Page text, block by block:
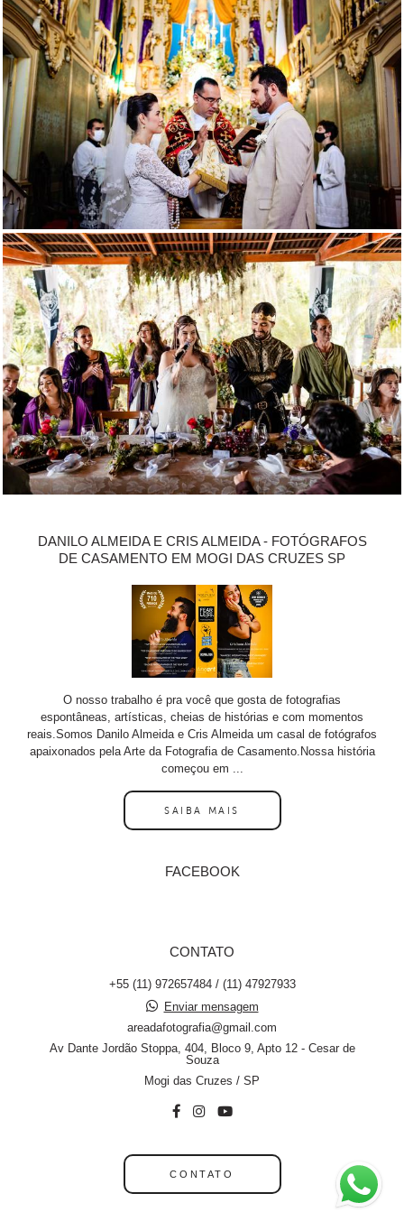
DANILO ALMEIDA E CRIS ALMEIDA - FOTÓGRAFOS
DE CASAMENTO EM MOGI DAS CRUZES SP
O nosso trabalho é pra você que gosta de fotografias
espontâneas, artísticas, cheias de histórias e com momentos
reais.Somos Danilo Almeida e Cris Almeida um casal de fotógrafos
apaixonados pela Arte da Fotografia de Casamento.Nossa história
começou em ...
SAIBA MAIS
FACEBOOK
CONTATO
+55 (11) 972657484 / (11) 47927933
Enviar mensagem
areadafotografia@gmail.com
Av Dante Jordão Stoppa, 404, Bloco 9, Apto 12 - Cesar de
Souza
Mogi das Cruzes / SP
CONTATO